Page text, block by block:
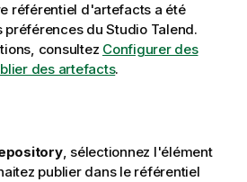
référentiel d'artefacts a été
préférences duStudio Talend.
consultez Configurer des
des artefacts.
, sélectionnez l'élément
publier dans le référentiel